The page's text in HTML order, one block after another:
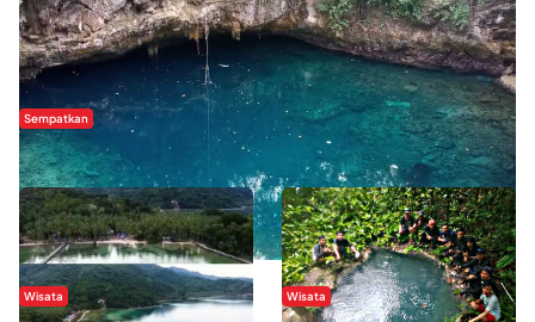
Sempatkan
Danau Rebi-Rebi, Pesona Alam Tersembunyi di Morowali
Wisata Wisata